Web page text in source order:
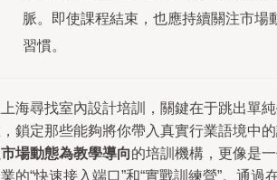
脈。即使課程結束，也應持續關注市場
習慣。
海尋找室內設計培訓，關鍵在于跳出單
鎖定那些能夠將你帶入真實行業語境中
市場動態為教學導向的培訓機構，更像是
的“快速接入端口”和“實戰訓練營”。通過